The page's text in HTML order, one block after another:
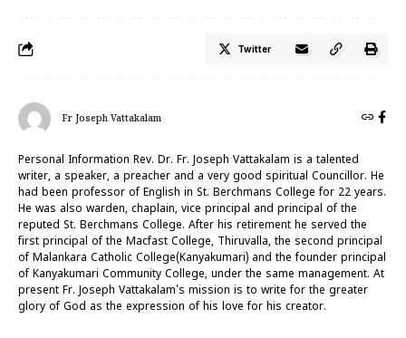
Twitter
Fr Joseph Vattakalam
Personal Information Rev. Dr. Fr. Joseph Vattakalam is a talented
writer, a speaker, a preacher and a very good spiritual Councillor. He
had been professor of English in St. Berchmans College for 22 years.
He was also warden, chaplain, vice principal and principal of the
reputed St. Berchmans College. After his retirement he served the
first principal of the Macfast College, Thiruvalla, the second principal
of Malankara Catholic College(Kanyakumari) and the founder principal
of Kanyakumari Community College, under the same management. At
present Fr. Joseph Vattakalam's mission is to write for the greater
glory of God as the expression of his love for his creator.